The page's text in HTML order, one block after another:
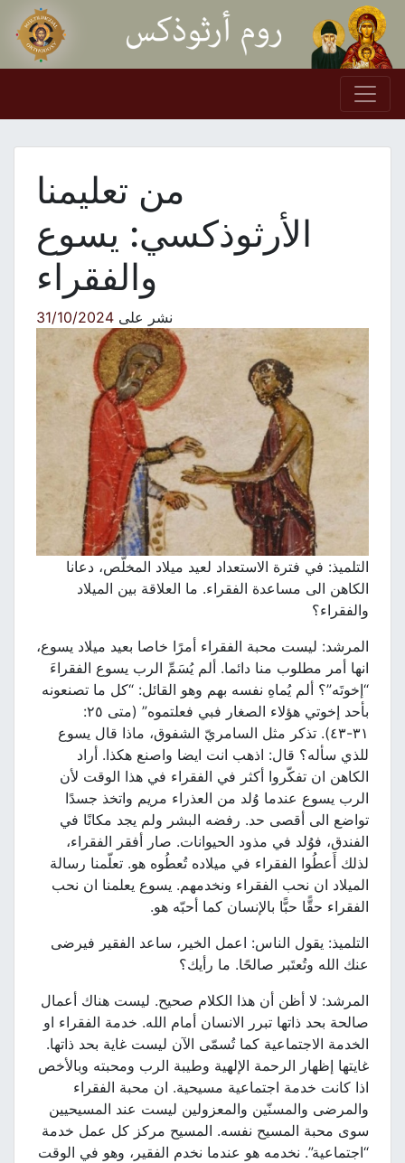
Skip to content
Main Navigation
من تعليمنا
الأرثوذكسي: يسوع
والفقراء
نشر على31/10/2024
التلميذ: في فترة الاستعداد لعيد ميلاد المخلّص، دعانا
الكاهن الى مساعدة الفقراء. ما العلاقة بين الميلاد
والفقراء؟
المرشد: ليست محبة الفقراء أمرًا خاصا بعيد ميلاد يسوع،
انها أمر مطلوب منا دائما. ألم يُسَمِّ الرب يسوع الفقراءَ
“إخوتَه”؟ ألم يُماهِ نفسه بهم وهو القائل: “كل ما تصنعونه
بأحد إخوتي هؤلاء الصغار فبي فعلتموه” (متى ٢٥:
٣١-٤٣). تذكر مثل السامريّ الشفوق، ماذا قال يسوع
للذي سأله؟ قال: اذهب انت ايضا واصنع هكذا. أراد
الكاهن ان تفكّروا أكثر في الفقراء في هذا الوقت لأن
الرب يسوع عندما وُلد من العذراء مريم واتخذ جسدًا
تواضع الى أقصى حد. رفضه البشر ولم يجد مكانًا في
الفندق، فوُلد في مذود الحيوانات. صار أفقر الفقراء،
لذلك أَعطُوا الفقراء في ميلاده تُعطُوه هو. تعلّمنا رسالة
الميلاد ان نحب الفقراء ونخدمهم. يسوع يعلمنا ان نحب
الفقراء حقًّا حبًّا بالإنسان كما أحبّه هو.
التلميذ: يقول الناس: اعمل الخير، ساعد الفقير فيرضى
عنك الله وتُعتَبر صالحًا. ما رأيك؟
المرشد: لا أظن أن هذا الكلام صحيح. ليست هناك أعمال
صالحة بحد ذاتها تبرر الانسان أمام الله. خدمة الفقراء او
الخدمة الاجتماعية كما تُسمّى الآن ليست غاية بحد ذاتها.
غايتها إظهار الرحمة الإلهية وطيبة الرب ومحبته وبالأخص
اذا كانت خدمة اجتماعية مسيحية. ان محبة الفقراء
والمرضى والمسنّين والمعزولين ليست عند المسيحيين
سوى محبة المسيح نفسه. المسيح مركز كل عمل خدمة
“اجتماعية”. نخدمه هو عندما نخدم الفقير، وهو في الوقت